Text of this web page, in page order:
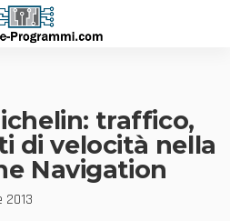
traffico,
di velocità nella
Navigation